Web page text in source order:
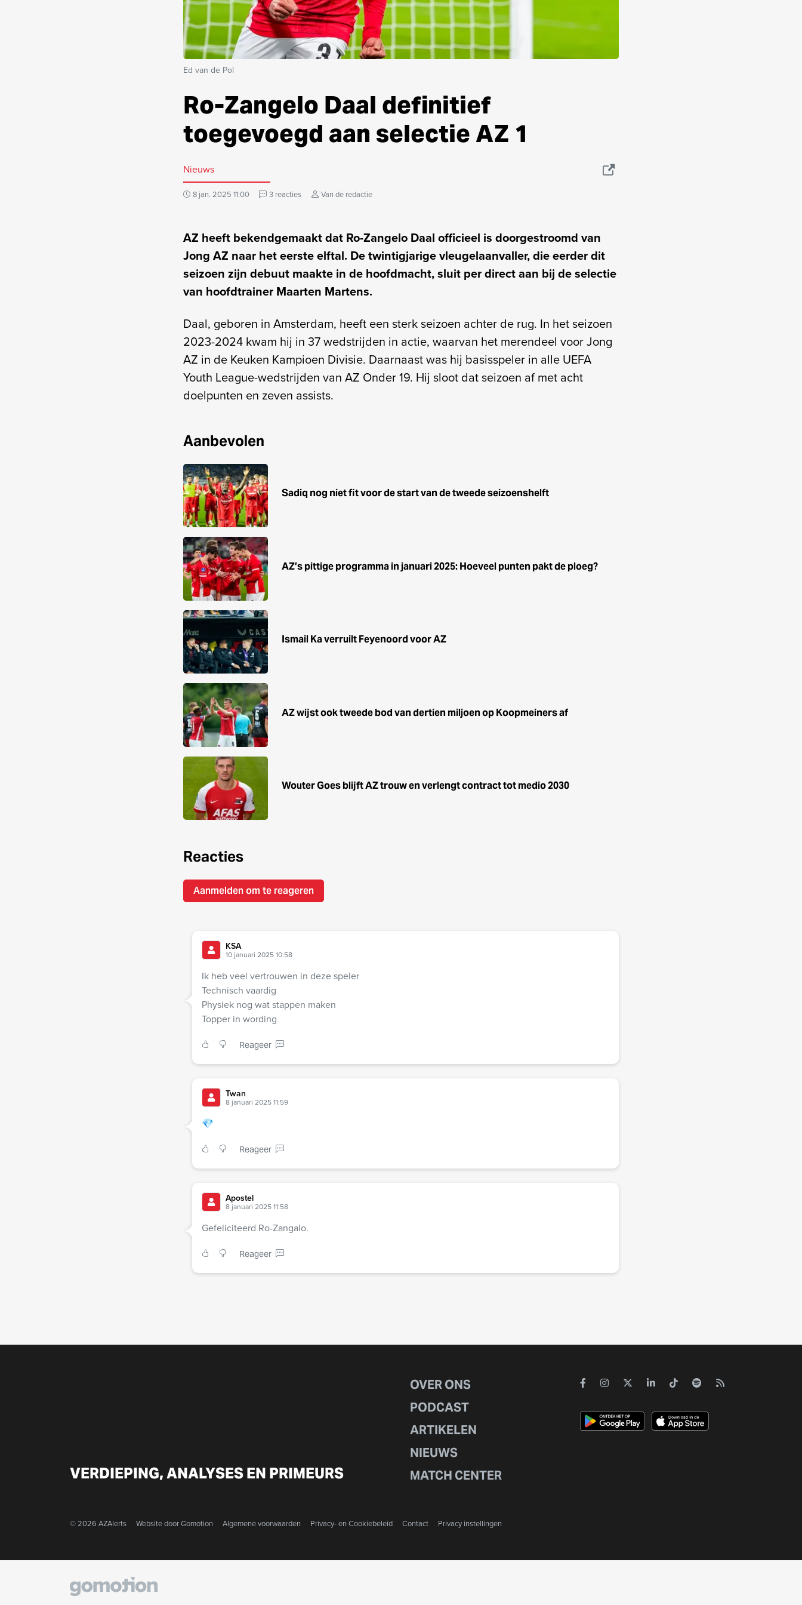
Ed van de Pol
Ro-Zangelo Daal definitief
toegevoegd aan selectie AZ 1
Nieuws
8 jan. 2025 11:00 3 reacties Van de redactie
AZ heeft bekendgemaakt dat Ro-Zangelo Daal officieel is doorgestroomd van
Jong AZ naar het eerste elftal. De twintigjarige vleugelaanvaller, die eerder dit
seizoen zijn debuut maakte in de hoofdmacht, sluit per direct aan bij de selectie
van hoofdtrainer Maarten Martens.
Daal, geboren in Amsterdam, heeft een sterk seizoen achter de rug. In het seizoen
2023-2024 kwam hij in 37 wedstrijden in actie, waarvan het merendeel voor Jong
AZ in de Keuken Kampioen Divisie. Daarnaast was hij basisspeler in alle UEFA
Youth League-wedstrijden van AZ Onder 19. Hij sloot dat seizoen af met acht
doelpunten en zeven assists.
Aanbevolen
Sadiq nog niet fit voor de start van de tweede seizoenshelft
AZ’s pittige programma in januari 2025: Hoeveel punten pakt de ploeg?
Ismail Ka verruilt Feyenoord voor AZ
AZ wijst ook tweede bod van dertien miljoen op Koopmeiners af
Wouter Goes blijft AZ trouw en verlengt contract tot medio 2030
Reacties
Aanmelden om te reageren
KSA
10 januari 2025 10:58
Ik heb veel vertrouwen in deze speler
Technisch vaardig
Physiek nog wat stappen maken
Topper in wording
Reageer
Twan
8 januari 2025 11:59
💎
Reageer
Apostel
8 januari 2025 11:58
Gefeliciteerd Ro-Zangalo.
Reageer
VERDIEPING, ANALYSES EN PRIMEURS
OVER ONS
PODCAST
ARTIKELEN
NIEUWS
MATCH CENTER
© 2026 AZAlerts Website doorGomotion Algemene voorwaarden Privacy- en Cookiebeleid Contact Privacy instellingen